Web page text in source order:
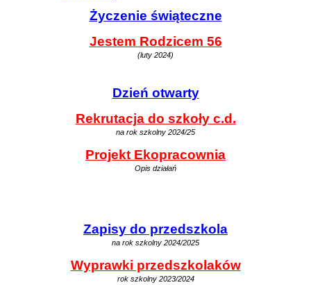
Życzenie świąteczne
Jestem Rodzicem 56
(luty 2024)
Dzień otwarty
Rekrutacja do szkoły c.d.
na rok szkolny 2024/25
Projekt Ekopracownia
Opis działań
Zapisy do przedszkola
na rok szkolny 2024/2025
Wyprawki przedszkolaków
rok szkolny 2023/2024